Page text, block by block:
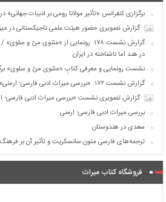
برگزاری کنفرانس «تأثیر مولانا رومی بر ادبیات جهانی»
گزارش تصویری حضور هیئت علمی تاجیکستانی در
گزارش نشست ۱۷۸: رونمایی از «مثنوی منّ
در هند اما ناشناخته در ایران
نشست رونمایی و معرفی کتابِ «مثنوی منّ و سلوی»
گزارش نشست ۱۷۲: «بررسی میراث ادبی فارسی- ارمنی»
گزارش تصویری نشست «بررسی میراث ادبی فارسی-
بررسی میراث ادبی فارسی- ارمنی
سعدی در هندوستان
ترجمه‌های فارسی متون سانسکریت و تأثیر آن بر
فروشگاه کتاب میراث